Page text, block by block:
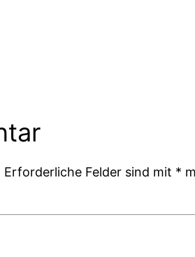
Erforderliche Felder sind mit *